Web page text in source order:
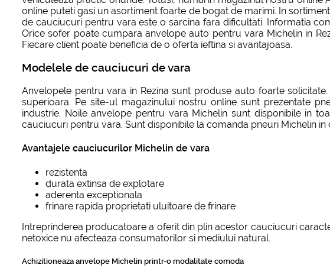
online puteti gasi un asortiment foarte de bogat de marimi. In
de cauciucuri pentru vara este o sarcina fara dificultati. Informatia
Orice sofer poate cumpara anvelope auto pentru vara Michelin in
Fiecare client poate beneficia de o oferta ieftina si avantajoasa.
Modelele de cauciucuri de vara
Anvelopele pentru vara in Rezina sunt produse auto foarte
superioara. Pe site-ul magazinului nostru online sunt prezentate
industrie. Noile anvelope pentru vara Michelin sunt disponibile in
cauciucuri pentru vara. Sunt disponibile la comanda pneuri Michelin
Avantajele cauciucurilor Michelin de vara
rezistenta
durata extinsa de explotare
aderenta exceptionala
frinare rapida proprietati uluitoare de frinare
Intreprinderea producatoare a oferit din plin acestor cauciucuri
netoxice nu afecteaza consumatorilor si mediului natural.
Achizitioneaza anvelope Michelin printr-o modalitate comoda